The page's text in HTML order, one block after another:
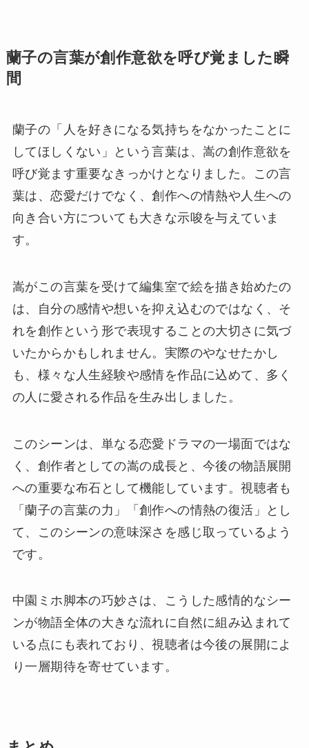
蘭子の言葉が創作意欲を呼び覚ました瞬
間
蘭子の「人を好きになる気持ちをなかったことに
してほしくない」という言葉は、嵩の創作意欲を
呼び覚ます重要なきっかけとなりました。この言
葉は、恋愛だけでなく、創作への情熱や人生への
向き合い方についても大きな示唆を与えていま
す。
嵩がこの言葉を受けて編集室で絵を描き始めたの
は、自分の感情や想いを抑え込むのではなく、そ
れを創作という形で表現することの大切さに気づ
いたからかもしれません。実際のやなせたかし
も、様々な人生経験や感情を作品に込めて、多く
の人に愛される作品を生み出しました。
このシーンは、単なる恋愛ドラマの一場面ではな
く、創作者としての嵩の成長と、今後の物語展開
への重要な布石として機能しています。視聴者も
「蘭子の言葉の力」「創作への情熱の復活」とし
て、このシーンの意味深さを感じ取っているよう
です。
中園ミホ脚本の巧妙さは、こうした感情的なシー
ンが物語全体の大きな流れに自然に組み込まれて
いる点にも表れており、視聴者は今後の展開によ
り一層期待を寄せています。